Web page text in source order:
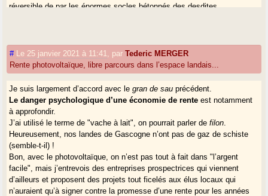
réversible de par les énormes socles bétonnés des desdites
# Le 25 janvier 2021 à 11:41 parTederic MERGER
Rente photovoltaïque, libre parcours dans l’espace landais...
Je suis largement d’accord avec legran de sau précédent.
Le danger psychologique d’une économie de rente est notamment
à approfondir.
J’ai utilisé le terme de "vache à lait", on pourrait parler defilon
Heureusement, nos landes de Gascogne n’ont pas de gaz de schiste
(semble-t-il) !
Bon, avec le photovoltaïque, on n’est pas tout à fait dans "l’argent
facile", mais j’entrevois des entreprises prospectrices qui viennent
d’ailleurs et proposent des projets tout ficelés aux élus locaux qui
n’auraient qu’à signer contre la promesse d’une rente pour les années